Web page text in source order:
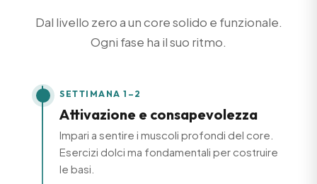
Dal livello zero a un core solido e funzionale.
Ogni fase ha il suo ritmo.
SETTIMANA 1–2
Attivazione e consapevolezza
Impari a sentire i muscoli profondi del core.
Esercizi dolci ma fondamentali per costruire
le basi.